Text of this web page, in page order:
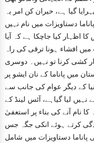
گیا ہے، حیران کن امر یہ
دستاویزات میں نام نہیں
اظہار کیا جاچکا ہے کہ آیا
افشاء ہونا ترقی کی راہ
کشی کرنا تو نہیں۔ دوسری
میں پاناما کے نان ایشو پر
کے دیگر عوام کی جانب سے
لیا گیاہے، آئس لینڈ کے
کا نام آنے کی بناء پر استعفیٰ
کرتے ہوئے انکی جگہ جس
پاناما دستاویزات میں شامل